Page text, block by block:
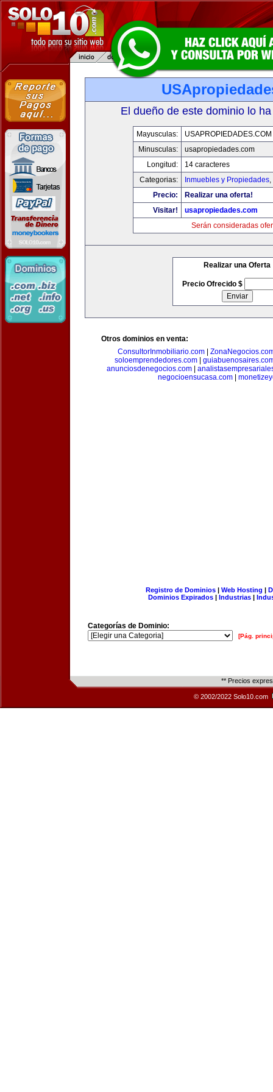
El dueño de este dominio lo
Mayusculas:
USAPROPIEDADES.COM
Minusculas:
usapropiedades.com
Longitud:
14 caracteres
Categorias:
Inmuebles y Propiedades,
Precio:
Realizar una oferta!
Visitar!
usapropiedades.com
Serán consideradas
Realizar una Oferta
Precio Ofrecido $
Otros dominios en venta:
ConsultorInmobiliario.com|
soloemprendedores.com|
anunciosdenegocios.com|
negocioensucasa.com|
Registro de Dominios| Web Hosting |
Dominios Expirados | Industrias |
Categorías de Dominio:
[Pág.
** Precios
© 2002/2022 Solo10.com